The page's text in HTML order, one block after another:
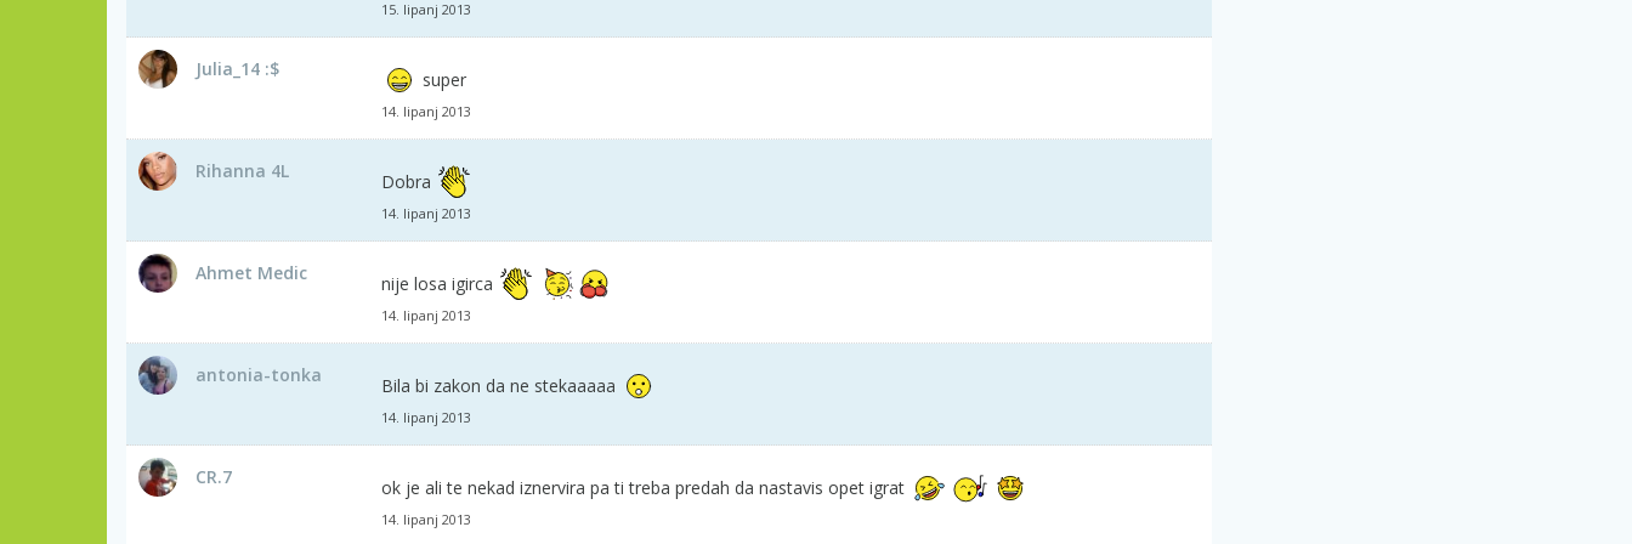
15. lipanj 2013
Julia_14 :$ super
14. lipanj 2013
Rihanna 4L Dobra
14. lipanj 2013
Ahmet Medic nije losa igirca
14. lipanj 2013
antonia-tonka Bila bi zakon da ne stekaaaaa
14. lipanj 2013
CR.7 ok je ali te nekad iznervira pa ti treba predah da nastavis opet igrat
14. lipanj 2013